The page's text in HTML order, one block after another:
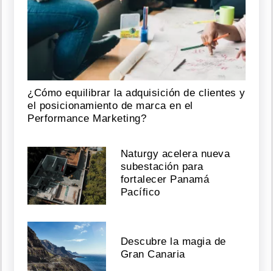
¿Cómo equilibrar la adquisición de clientes y
el posicionamiento de marca en el
Performance Marketing?
Naturgy acelera nueva
subestación para
fortalecer Panamá
Pacífico
Descubre la magia de
Gran Canaria